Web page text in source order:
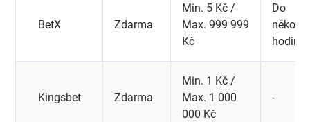
BetX Zdarma
Min. 5 Kč /
Max. 999 999
Kč
Do
hodin
Kingsbet Zdarma
Min. 1 Kč /
Max. 1 000
000 Kč
-